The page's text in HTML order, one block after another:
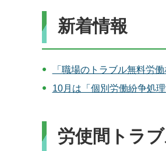
新着情報
「職場のトラブル無料労
10月は「個別労働紛争処
労使間トラ